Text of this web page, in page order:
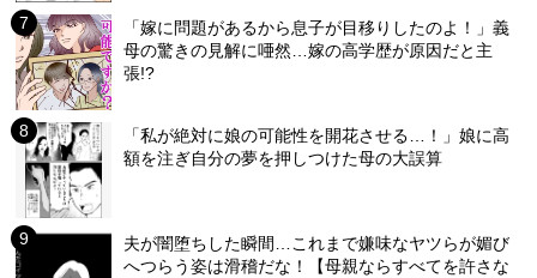
「嫁に問題があるから息子が目移りしたのよ！」義
母の驚きの見解に唖然…嫁の高学歴が原因だと主
張!?
「私が絶対に娘の可能性を開花させる…！」娘に高
額を注ぎ自分の夢を押しつけた母の大誤算
夫が闇堕ちした瞬間…これまで嫌味なヤツらが媚び
へつらう姿は滑稽だな！【母親ならすべてを許さな